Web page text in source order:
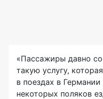
«Пассажиры давно
такую услугу,
в поездах в
некоторых поляков